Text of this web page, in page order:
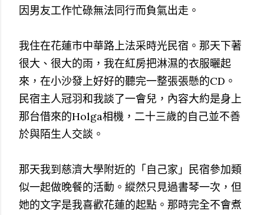
因男友工作忙碌無法同行而負氣出走。
我住在花蓮市中華路上法采時光民宿。那天下著
很大、很大的雨，我在紅房把淋濕的衣服曬起
來，在小沙發上好好的聽完一整張張懸的CD。
民宿主人冠羽和我談了一會兒，內容大約是身上
那台借來的Holga相機，二十三歲的自己並不善
於與陌生人交談。
那天我到慈濟大學附近的「自己家」民宿參加類
似一起做晚餐的活動。縱然只見過書琴一次，但
她的文字是我喜歡花蓮的起點。那時完全不會煮